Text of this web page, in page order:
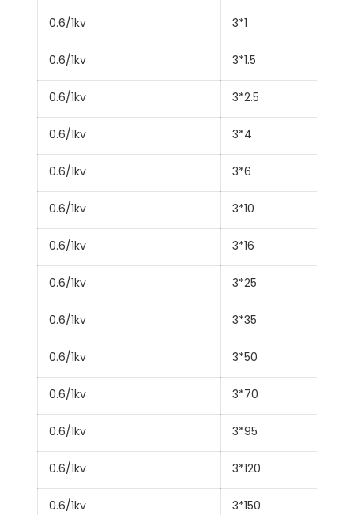
0.6/1kv 3*1
0.6/1kv 3*1.5
0.6/1kv 3*2.5
0.6/1kv 3*4
0.6/1kv 3*6
0.6/1kv 3*10
0.6/1kv 3*16
0.6/1kv 3*25
0.6/1kv 3*35
0.6/1kv 3*50
0.6/1kv 3*70
0.6/1kv 3*95
0.6/1kv 3*120
0.6/1kv 3*150